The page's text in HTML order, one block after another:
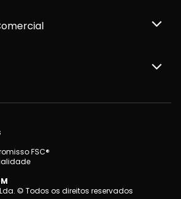
FSC®
© Todos os direitos reservados